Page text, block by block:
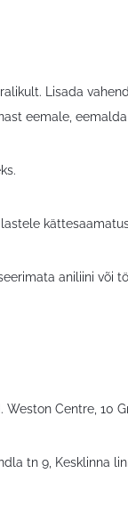
Lisada
eemale,
aniliini või
Centre, 10
tn 9, Kesklinna